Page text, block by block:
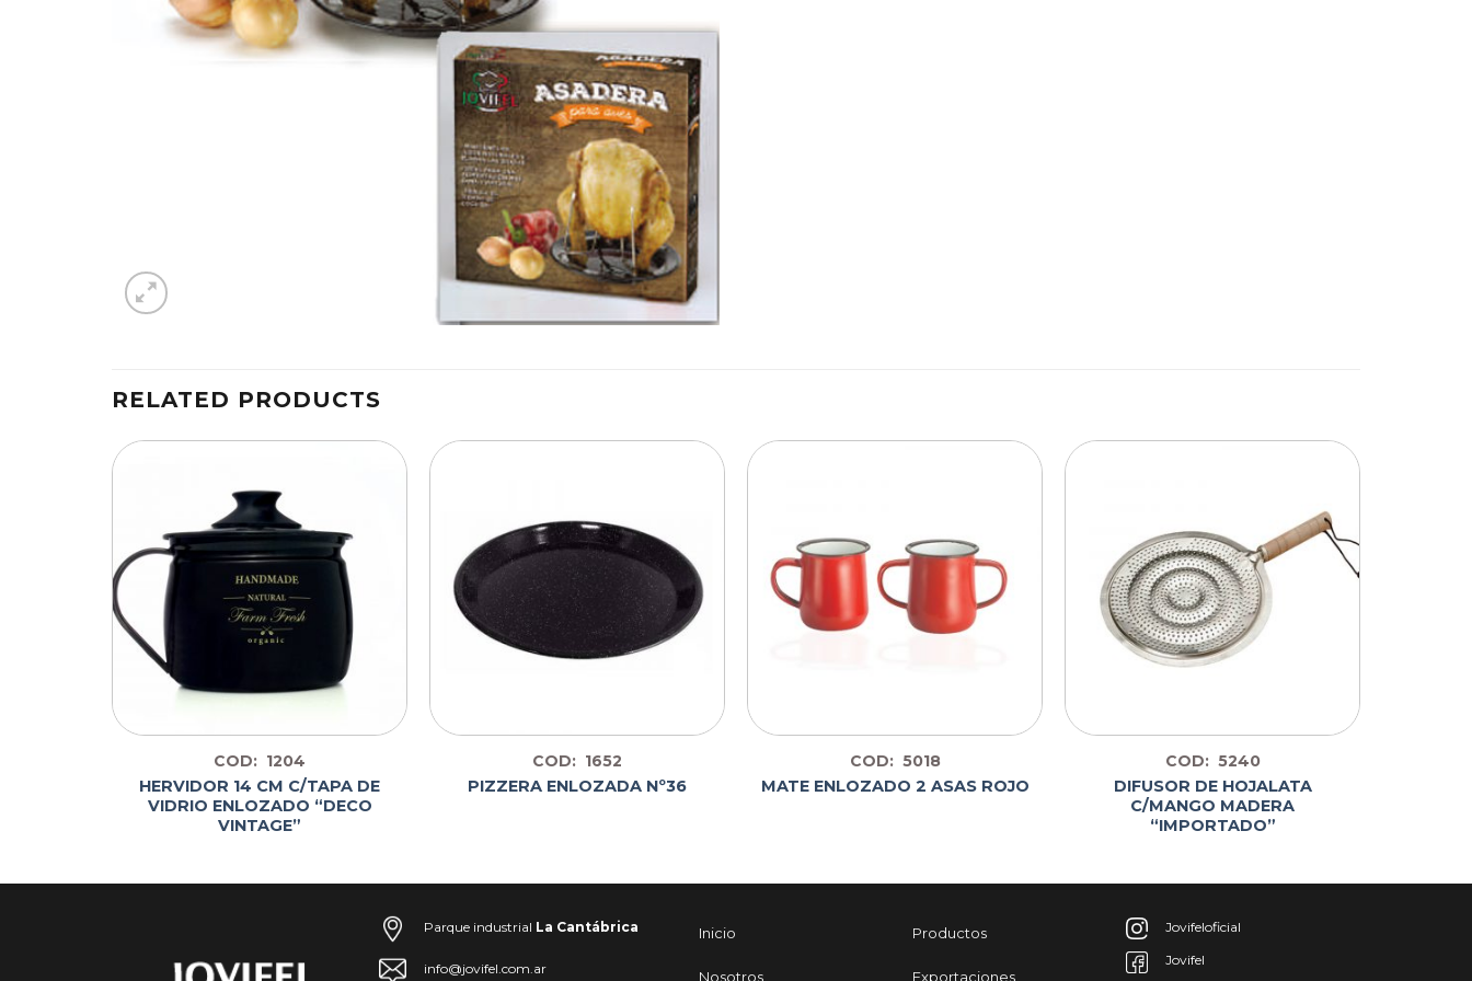
RELATED PRODUCTS
COD: 1204
HERVIDOR 14 CM C/TAPA DE
VIDRIO ENLOZADO “DECO
VINTAGE”
COD: 1652
PIZZERA ENLOZADA Nº36
COD: 5018
MATE ENLOZADO 2 ASAS ROJO
COD: 5240
DIFUSOR DE HOJALATA
C/MANGO MADERA
“IMPORTADO”
Parque industrial La Cantábrica
info@jovifel.com.ar
Inicio
Nosotros
Productos
Exportaciones
Jovifeloficial
Jovifel